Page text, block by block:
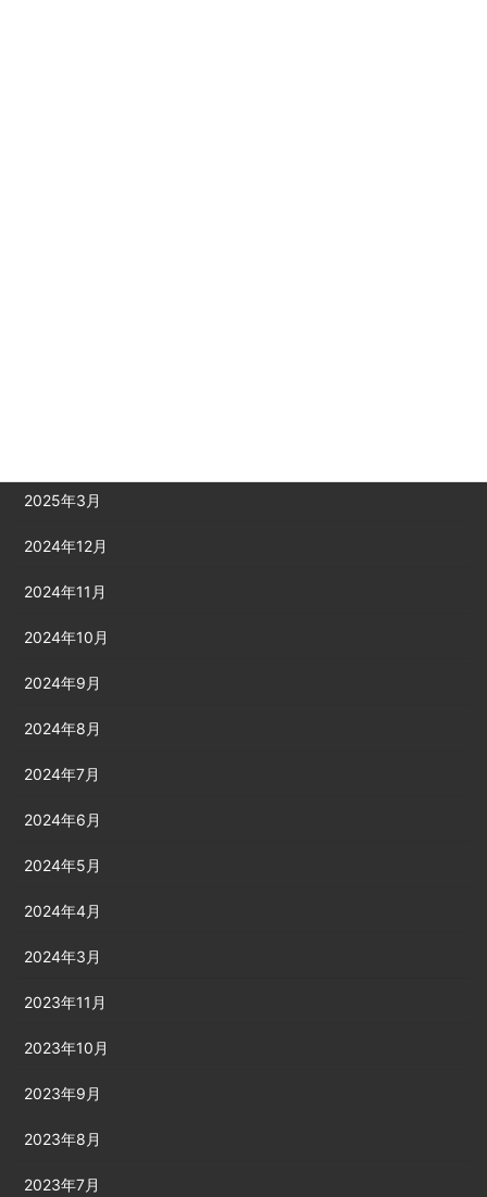
2025年3月
2024年12月
2024年11月
2024年10月
2024年9月
2024年8月
2024年7月
2024年6月
2024年5月
2024年4月
2024年3月
2023年11月
2023年10月
2023年9月
2023年8月
2023年7月